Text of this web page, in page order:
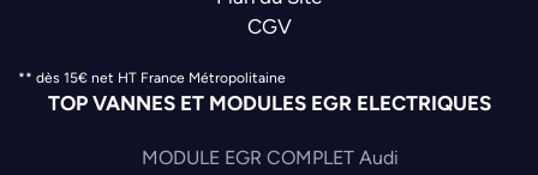
CGV
** dès 15€ net HT France Métropolitaine
TOP VANNES ET MODULES EGR ELECTRIQUES
MODULE EGR COMPLET Audi